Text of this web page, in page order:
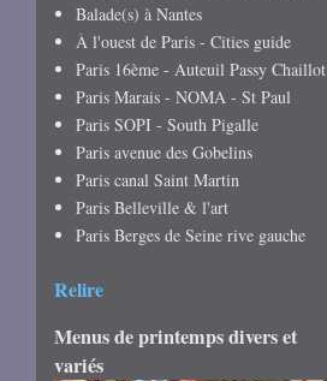
Balade(s) à Nantes
À l'ouest de Paris - Cities guide
Paris 16ème - Auteuil Passy Chaillot
Paris Marais - NOMA - St Paul
Paris SOPI - South Pigalle
Paris avenue des Gobelins
Paris canal Saint Martin
Paris Belleville & l'art
Paris Berges de Seine rive gauche
Relire
Menus de printemps divers et
variés